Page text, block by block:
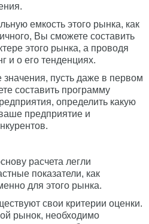
емкость этого рынка, как
Вы сможете составить
этого рынка, а проводя
и о его тенденциях.
пусть даже в первом
составить программу
определить какую
предприятие и
расчета легли
показатели, как
для этого рынка.
свои критерии оценки.
рынок, необходимо